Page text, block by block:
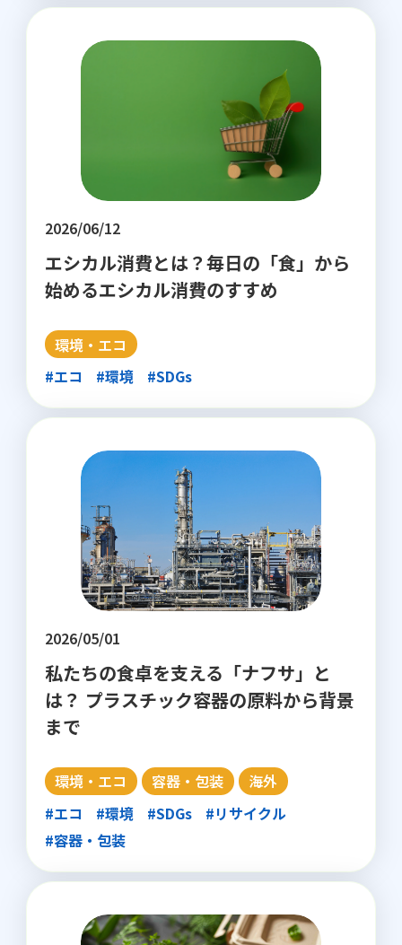
2026/06/12
エシカル消費とは？毎日の「食」から
始めるエシカル消費のすすめ
環境・エコ
#エコ
#環境 #SDGs
2026/05/01
私たちの食卓を支える「ナフサ」と
は？ プラスチック容器の原料から背景
まで
環境・エコ 容器・包装
海外
#エコ
#環境 #SDGs
#リサイクル
#容器・包装